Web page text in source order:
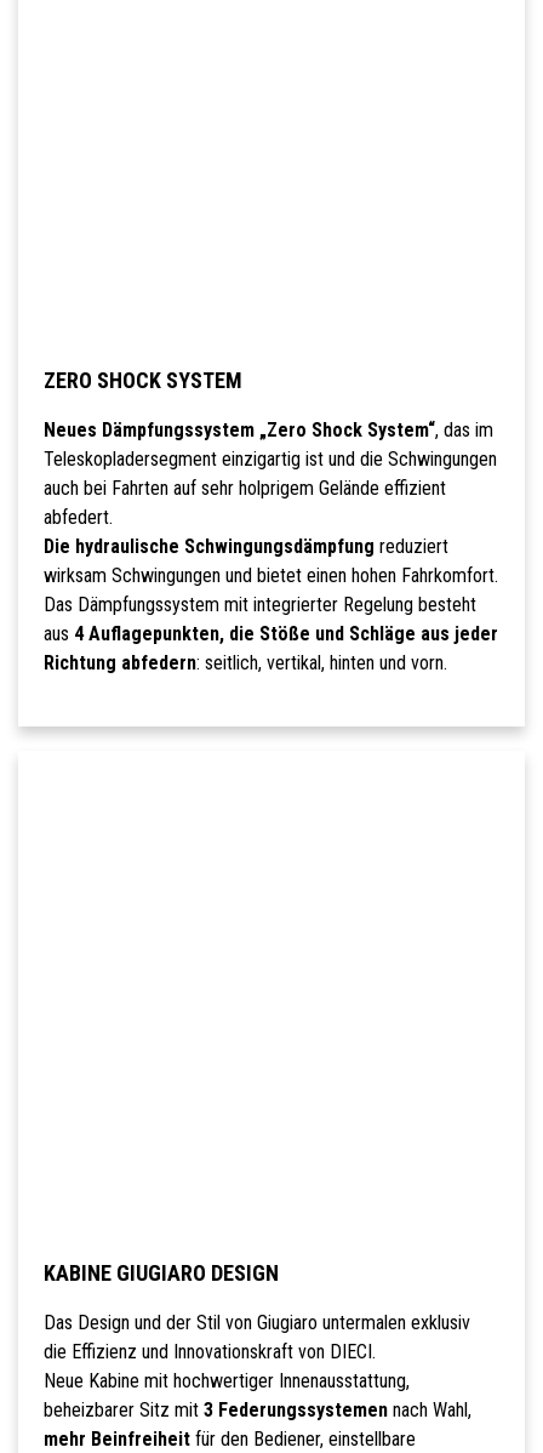
ZERO SHOCK SYSTEM
Neues Dämpfungssystem „Zero Shock System“, das im
Teleskopladersegment einzigartig ist und die Schwingungen
auch bei Fahrten auf sehr holprigem Gelände effizient
abfedert.
Die hydraulische Schwingungsdämpfung reduziert
wirksam Schwingungen und bietet einen hohen Fahrkomfort.
Das Dämpfungssystem mit integrierter Regelung besteht
aus 4 Auflagepunkten, die Stöße und Schläge aus jeder
Richtung abfedern: seitlich, vertikal, hinten und vorn.
KABINE GIUGIARO DESIGN
Das Design und der Stil von Giugiaro untermalen exklusiv
die Effizienz und Innovationskraft von DIECI.
Neue Kabine mit hochwertiger Innenausstattung,
beheizbarer Sitz mit 3 Federungssystemennach Wahl,
mehr Beinfreiheitfür den Bediener, einstellbare